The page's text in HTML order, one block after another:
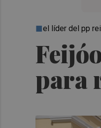
para
el líder del pp